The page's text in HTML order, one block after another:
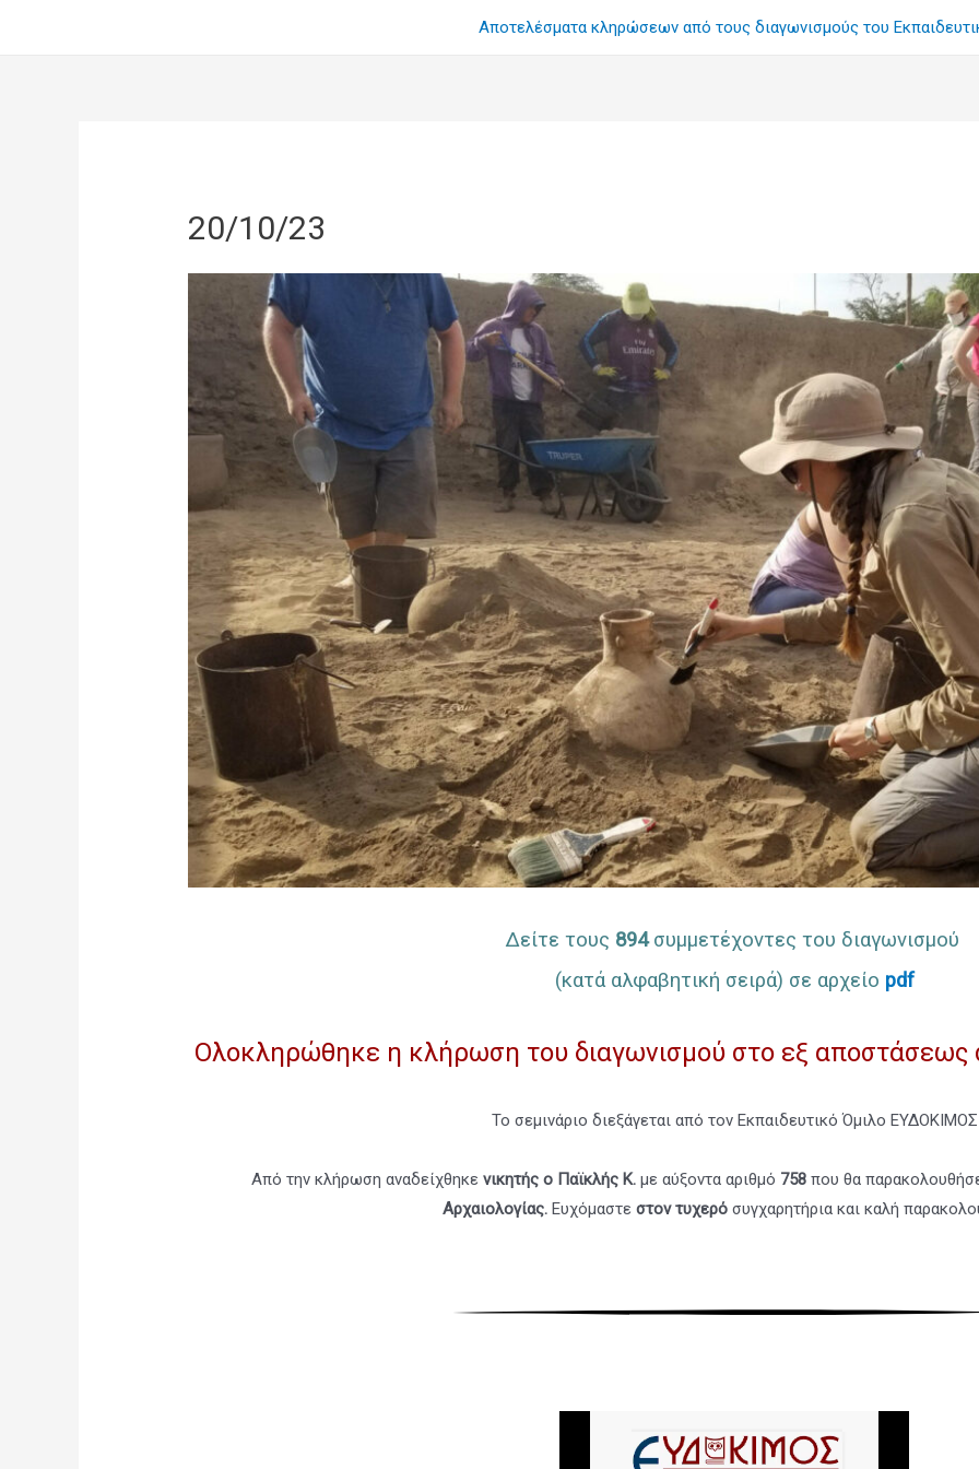
Αποτελέσματα κληρώσεων από τους διαγωνισμούς του
20/10/23
Δείτε τους 894συμμετέχοντες του διαγωνισμού
(κατά αλφαβητική σειρά) σε αρχείο pdf
Ολοκληρώθηκε η κλήρωση του διαγωνισμού στο εξ αποστάσεως
Το σεμινάριο διεξάγεται από τον Εκπαιδευτικό Όμιλο ΕΥΔΟΚΙΜΟΣ
Από την κλήρωση αναδείχθηκε νικητής ο Παϊκλής Κ. με αύξοντα αριθμό 758 που θα
Αρχαιολογίας. Ευχόμαστε στον τυχερό συγχαρητήρια και καλή